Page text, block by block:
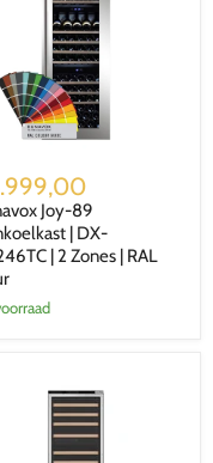
Joy-89
| DX-
| 2 Zones | RAL